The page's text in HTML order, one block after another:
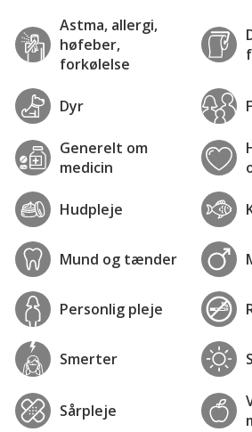
Astma, allergi,
høfeber,
forkølelse
Dyr
Generelt om
medicin
Hudpleje
Mund og tænder
Personlig pleje
Smerter
Sårpleje